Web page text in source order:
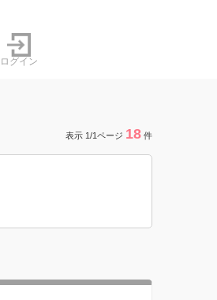
ログイン
表示 1/1ページ 18 件